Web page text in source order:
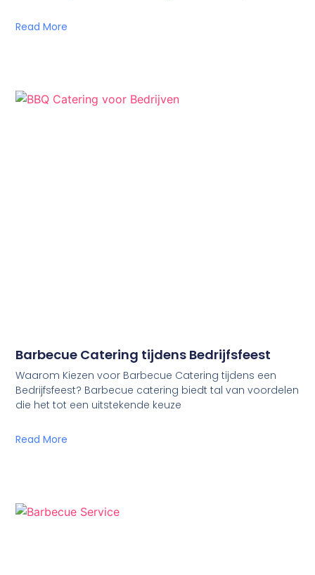
Read More
Barbecue Catering tijdens Bedrijfsfeest
Waarom Kiezen voor Barbecue Catering tijdens een
Bedrijfsfeest? Barbecue catering biedt tal van voordelen
die het tot een uitstekende keuze
Read More